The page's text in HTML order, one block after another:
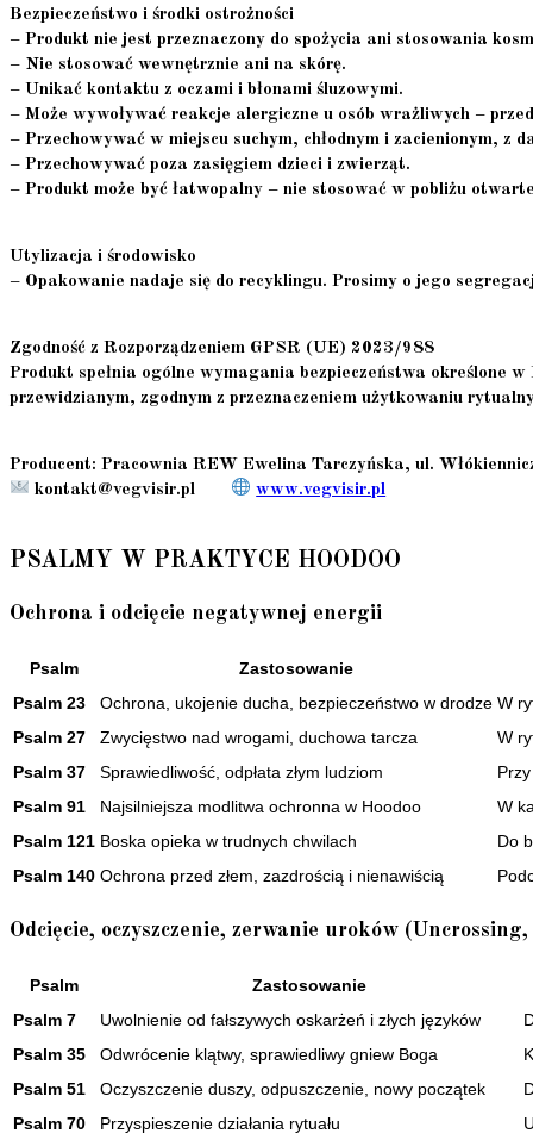
Bezpieczeństwo i środki ostrożności
– Produkt nie jest przeznaczony do spożycia ani stosowania
– Nie stosować wewnętrznie ani na skórę.
– Unikać kontaktu z oczami i błonami śluzowymi.
– Może wywoływać reakcje alergiczne u osób wrażliwych –
– Przechowywać w miejscu suchym, chłodnym i zacienionym, z
– Przechowywać poza zasięgiem dzieci i zwierząt.
– Produkt może być łatwopalny – nie stosować w pobliżu
Utylizacja i środowisko
– Opakowanie nadaje się do recyklingu. Prosimy o jego
Zgodność z Rozporządzeniem GPSR (UE) 2023/988
Produkt spełnia ogólne wymagania bezpieczeństwa określone
przewidzianym, zgodnym z przeznaczeniem użytkowaniu
Producent: Pracownia REW Ewelina Tarczyńska, ul.
kontakt@vegvisir.pl
www.vegvisir.pl
PSALMY W PRAKTYCE HOODOO
Ochrona i odcięcie negatywnej energii
Psalm
Zastosowanie
Psalm 23
Ochrona, ukojenie ducha, bezpieczeństwo w drodze W
Psalm 27
Zwycięstwo nad wrogami, duchowa tarcza
W
Psalm 37
Sprawiedliwość, odpłata złym ludziom
Psalm 91
Najsilniejsza modlitwa ochronna w Hoodoo
W
Psalm 121 Boska opieka w trudnych chwilach
Do
Psalm 140 Ochrona przed złem, zazdrością i nienawiścią
Odcięcie, oczyszczenie, zerwanie uroków
Psalm
Zastosowanie
Psalm 7
Uwolnienie od fałszywych oskarżeń i złych języków
Psalm 35
Odwrócenie klątwy, sprawiedliwy gniew Boga
Psalm 51
Oczyszczenie duszy, odpuszczenie, nowy początek
Psalm 70
Przyspieszenie działania rytuału